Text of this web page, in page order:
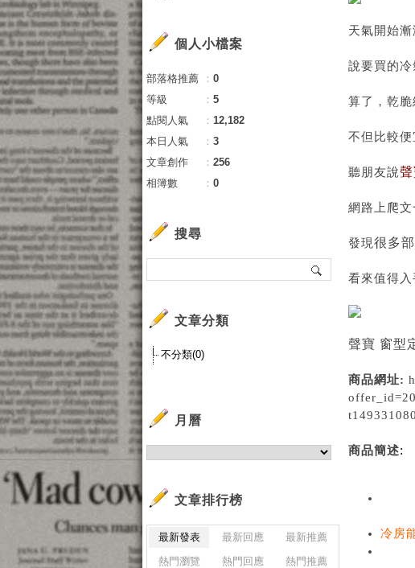
天氣開始漸
說要買的
算了，乾
不但比較
聽朋友說
網路上爬文
發現很多
看來值得
聲寶 窗型
商品網址:
商品簡述:
冷房
個人小檔案
部落格推薦 ： 0
等級
： 5
點閱人氣
： 12,182
本日人氣
： 3
文章創作
： 256
相簿數
： 0
搜尋
文章分類
不分類(0)
月曆
文章排行榜
最新發表 最新回應
最新推薦
熱門瀏覽
熱門回應 熱門推薦